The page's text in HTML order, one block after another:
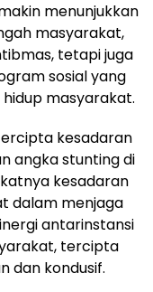
menunjukkan
masyarakat,
tetapi juga
sosial yang
masyarakat.
kesadaran
angka stunting di
kesadaran
dalam menjaga
antarinstansi
tercipta
dan kondusif.